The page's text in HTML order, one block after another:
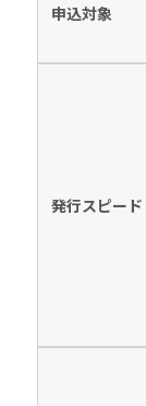
申込対象
発行スピード